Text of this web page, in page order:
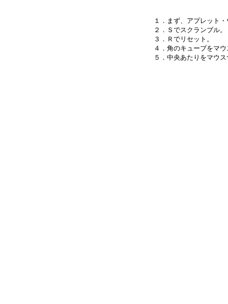
１．まず、アプレット
２．Ｓでスクランブル。
３．Ｒでリセット。
４．角のキューブをマ